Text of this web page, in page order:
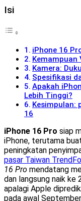
Isi
iPhone 16
Kemampuan
Kamera:
Spesifikasi
Apakah
Lebih Tinggi?
Kesimpulan:
16
iPhone 16 Pro siap
iPhone, terutama
peningkatan
pasar Taiwan
16 Pro mendatang
dan langsung naik ke
apalagi Apple
pada awal